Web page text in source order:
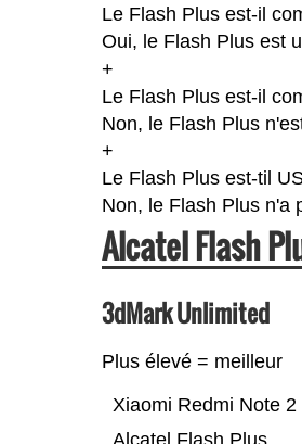
Le Flash Plus est-il
Oui, le Flash Plus est
+
Le Flash Plus est-il
Non, le Flash Plus
+
Le Flash Plus est-til
Non, le Flash Plus n'a
Alcatel Flash
3dMark Unlimited
Plus élevé = meilleur
Alcatel Flash Plus
Xiaomi Redmi Note 2